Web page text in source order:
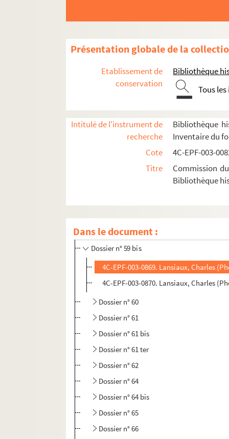
Présentation globale de la
Etablissement de
conservation
Bibliothèque
Tous
Intitulé de l'instrument de
recherche
Bibliothèque
Inventaire du
Cote
4C-EPF-003-
Titre
Commission
Bibliothèque
Dans le document :
Dossier n° 49
Dossier n° 50
Dossier n° 51
Dossier n° 52
Dossier n° 53
Dossier n° 53 bis
Dossier n° 58
Dossier n° 59
Dossier n° 59 bis
4C-EPF-003-0869. Lansiaux, Charles
4C-EPF-003-0870. Lansiaux, Charles
Dossier n° 60
Dossier n° 61
Dossier n° 61 bis
Dossier n° 61 ter
Dossier n° 62
Dossier n° 64
Dossier n° 64 bis
Dossier n° 65
Dossier n° 66